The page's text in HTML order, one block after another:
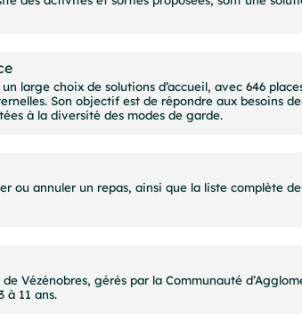
large choix de solutions d’accueil, avec 646
Son objectif est de répondre aux besoins
à la diversité des modes de garde.
ou annuler un repas, ainsi que la liste complète
Vézénobres, gérés par la Communauté
à 11 ans.